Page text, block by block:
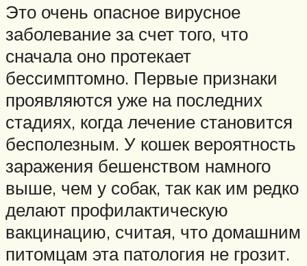
Это очень опасное вирусное
заболевание за счет того, что
сначала оно протекает
бессимптомно. Первые признаки
проявляются уже на последних
стадиях, когда лечение становится
бесполезным. У кошек вероятность
заражения бешенством намного
выше, чем у собак, так как им редко
делают профилактическую
вакцинацию, считая, что домашним
питомцам эта патология не грозит.